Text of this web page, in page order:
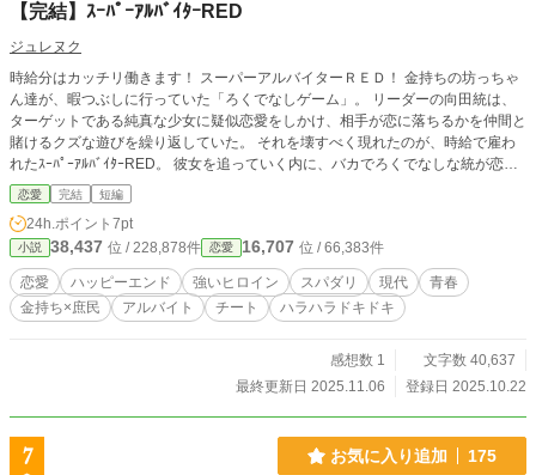
【完結】ｽｰﾊﾟｰｱﾙﾊﾞｲﾀｰRED
ジュレヌク
時給分はカッチリ働きます！ スーパーアルバイターＲＥＤ！ 金持ちの坊っちゃ
ん達が、暇つぶしに行っていた「ろくでなしゲーム」。 リーダーの向田統は、
ターゲットである純真な少女に疑似恋愛をしかけ、相手が恋に落ちるかを仲間と
賭けるクズな遊びを繰り返していた。 それを壊すべく現れたのが、時給で雇わ
れたｽｰﾊﾟｰｱﾙﾊﾞｲﾀｰRED。 彼女を追っていく内に、バカでろくでなしな統が恋に
落ちる。 破天荒な彼女とバカボンな彼の織りなす馬鹿馬鹿しくも純粋な恋の物
語。
恋愛 完結 短編
24h.ポイント 7pt
小説 38,437 位 / 228,878件 恋愛 16,707 位 / 66,383件
恋愛 ハッピーエンド 強いヒロイン スパダリ 現代
青春
金持ち×庶民
アルバイト チート ハラハラドキドキ
感想数 1
文字数 40,637
最終更新日 2025.11.06
登録日 2025.10.22
7 お気に入り追加 175